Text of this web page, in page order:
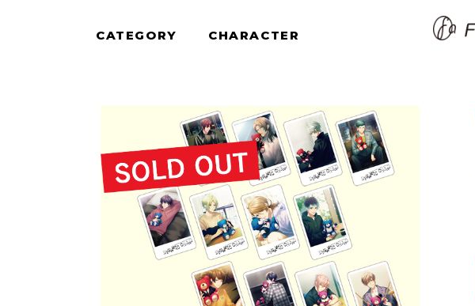
CATEGORY CHARACTER